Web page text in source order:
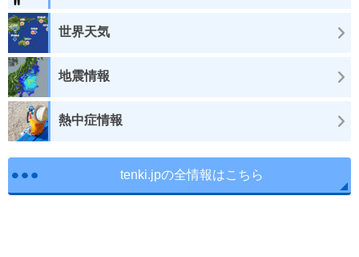
世界天気
地震情報
熱中症情報
tenki.jpの全情報はこちら